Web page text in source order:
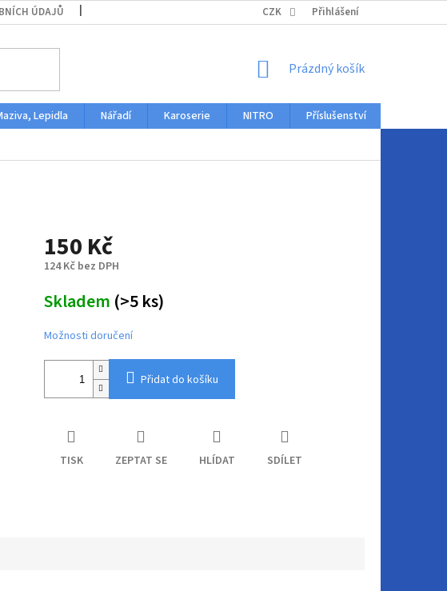
ÚDAJŮ CZK Přihlášení
NÁKUPNÍ
Prázdný košík
Lepidla Nářadí Karoserie NITRO Příslušenství
150 Kč
124 Kč bez DPH
cena:
Skladem (>5 ks)
Možnosti doručení
Přidat do košíku
TISK ZEPTAT SE HLÍDAT SDÍLET